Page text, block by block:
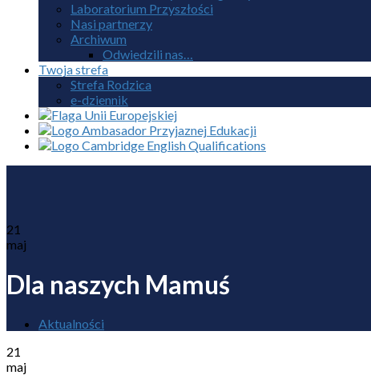
Laboratorium Przyszłości
Nasi partnerzy
Archiwum
Odwiedzili nas…
Twoja strefa
Strefa Rodzica
e-dziennik
21
maj
Dla naszych Mamuś
Aktualności
21
maj